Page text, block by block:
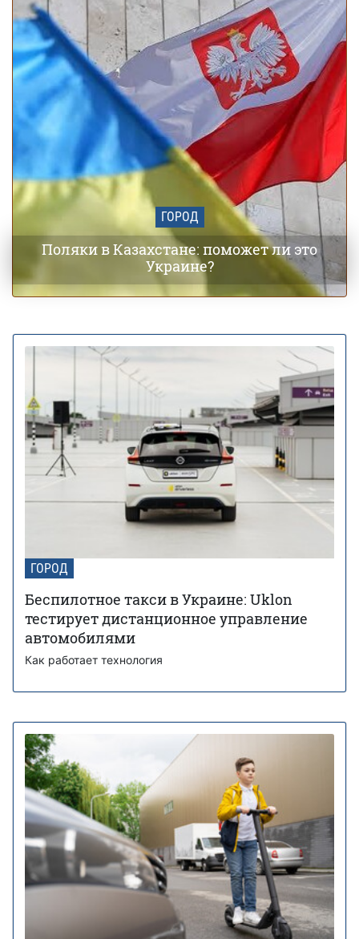
ГОРОД
Поляки в Казахстане: поможет ли это
Украине?
ГОРОД
Беспилотное такси в Украине: Uklon
тестирует дистанционное управление
автомобилями
Как работает технология